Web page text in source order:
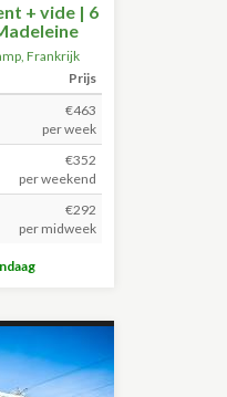
+ vide | 6
,Frankrijk
Prijs
€463
per week
€352
per weekend
€292
per midweek